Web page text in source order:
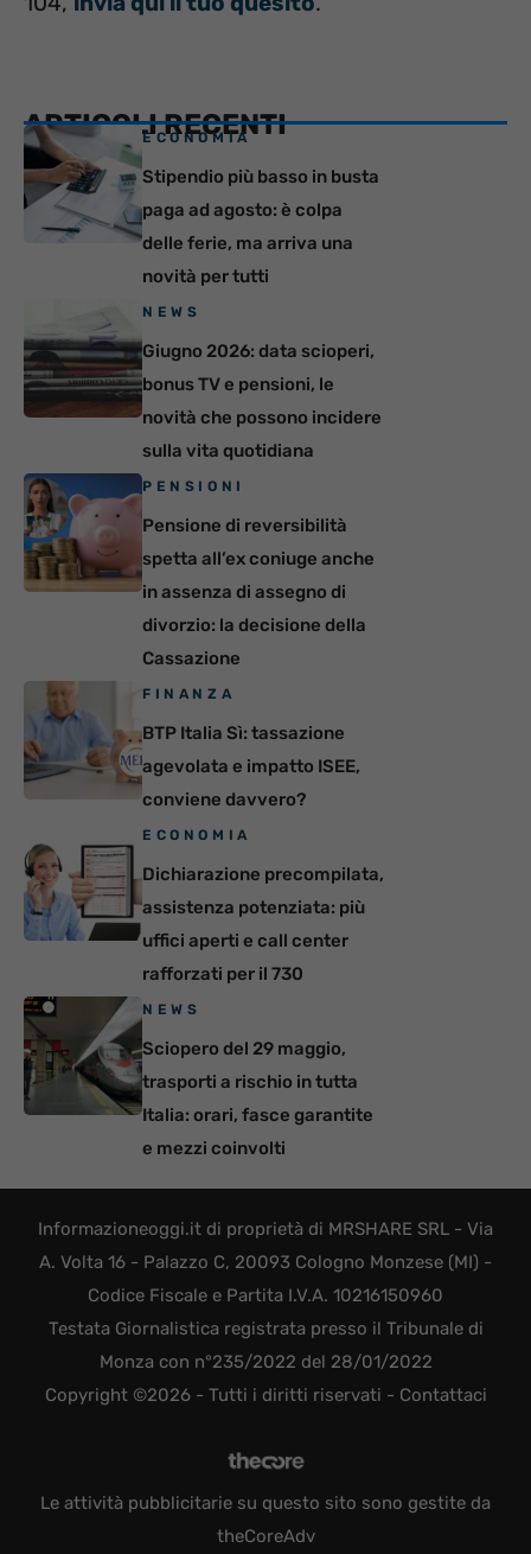
ARTICOLI RECENTI
ECONOMIA
Stipendio più basso in busta
paga ad agosto: è colpa
delle ferie, ma arriva una
novità per tutti
NEWS
Giugno 2026: data scioperi,
bonus TV e pensioni, le
novità che possono incidere
sulla vita quotidiana
PENSIONI
Pensione di reversibilità
spetta all’ex coniuge anche
in assenza di assegno di
divorzio: la decisione della
Cassazione
FINANZA
BTP Italia Sì: tassazione
agevolata e impatto ISEE,
conviene davvero?
ECONOMIA
Dichiarazione precompilata,
assistenza potenziata: più
uffici aperti e call center
rafforzati per il 730
NEWS
Sciopero del 29 maggio,
trasporti a rischio in tutta
Italia: orari, fasce garantite
e mezzi coinvolti
Informazioneoggi.it di proprietà di MRSHARE SRL - Via
A. Volta 16 - Palazzo C, 20093 Cologno Monzese (MI) -
Codice Fiscale e Partita I.V.A. 10216150960
Testata Giornalistica registrata presso il Tribunale di
Monza con n°235/2022 del 28/01/2022
Copyright ©2026 - Tutti i diritti riservati - Contattaci
Le attività pubblicitarie su questo sito sono gestite da
theCoreAdv